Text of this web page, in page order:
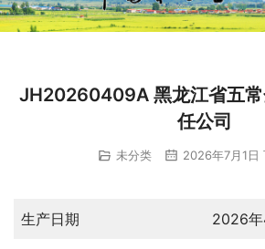
JH20260409A 黑龙江省五常
任公司
未分类 2026年7月1日
生产日期 2026